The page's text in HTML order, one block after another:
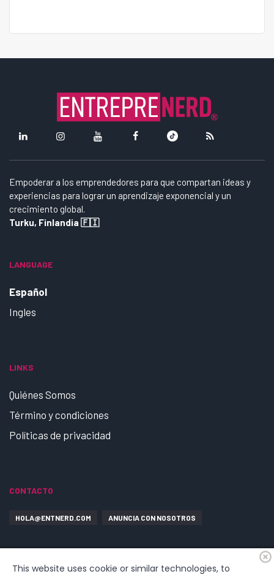
Empoderar a los emprendedores para que compartan ideas y
experiencias para lograr un aprendizaje exponencial y un
crecimiento global.
Turku, Finlandia 🇫🇮
LANGUAGE
Español
Ingles
LINKS
Quiénes Somos
Término y condiciones
Políticas de privacidad
CONTACTO
HOLA@ENTNERD.COM ANUNCIA CON NOSOTROS
This website uses cookie or similar technologies, to